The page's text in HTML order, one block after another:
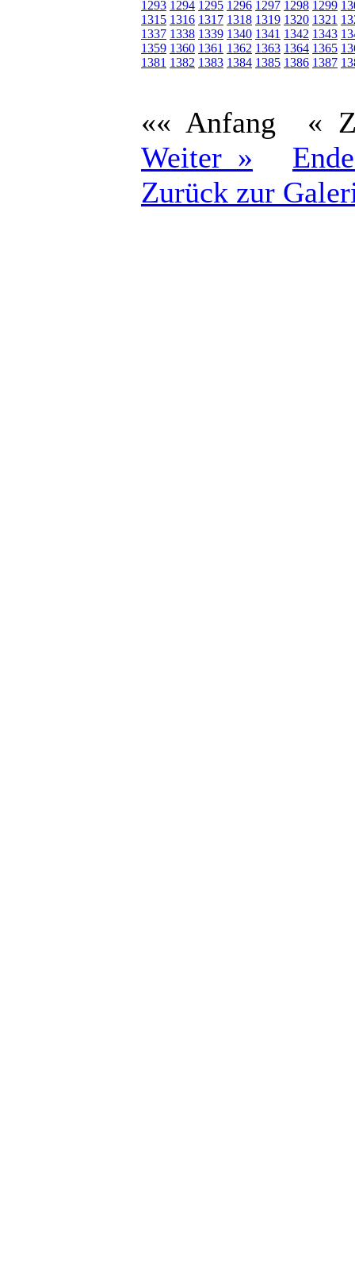
1293 1294 1295 1296 1297 1298 1299
1315 1316 1317 1318 1319 1320 1321
1337 1338 1339 1340 1341 1342 1343
1359 1360 1361 1362 1363 1364 1365
1381 1382 1383 1384 1385 1386 1387
«« Anfang
«
Weiter »
Zurück zur